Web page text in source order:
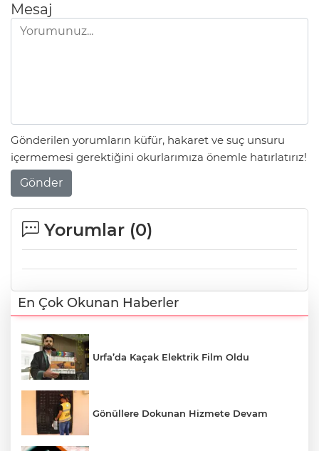
Mesaj
Gönderilen yorumların küfür, hakaret ve suç unsuru
içermemesi gerektiğini okurlarımıza önemle hatırlatırız!
Gönder
Yorumlar (0)
En Çok Okunan Haberler
Urfa’da Kaçak Elektrik Film Oldu
Gönüllere Dokunan Hizmete Devam